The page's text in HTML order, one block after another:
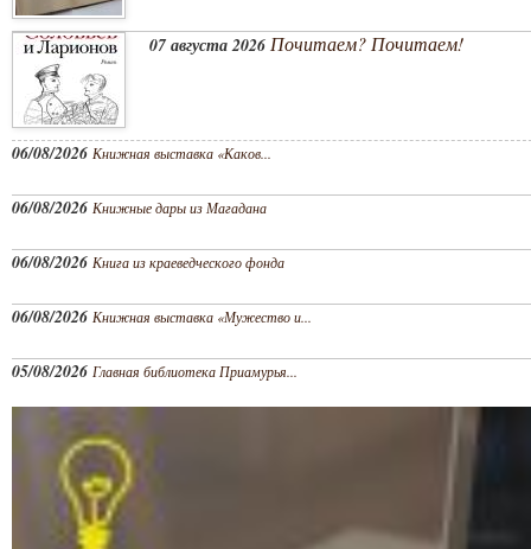
07 августа 2026 Почитаем? Почитаем!
06/08/2026 Книжная выставка «Каков...
06/08/2026 Книжные дары из Магадана
06/08/2026 Книга из краеведческого фонда
06/08/2026 Книжная выставка «Мужество и...
05/08/2026 Главная библиотека Приамурья...